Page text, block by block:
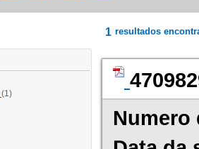
(1)
1 resultados
Numero